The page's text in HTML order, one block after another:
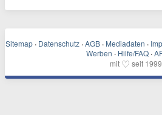
Sitemap · Datenschutz · AGB · Mediadaten ·
Werben · Hilfe/FAQ ·
mit ♡ seit 1999